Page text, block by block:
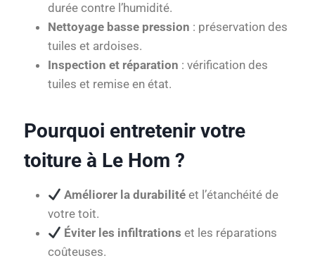
durée contre l’humidité.
Nettoyage basse pression : préservation des
tuiles et ardoises.
Inspection et réparation : vérification des
tuiles et remise en état.
Pourquoi entretenir votre
toiture à Le Hom ?
Améliorer la durabilité et l’étanchéité de
votre toit.
Éviter les infiltrations et les réparations
coûteuses.